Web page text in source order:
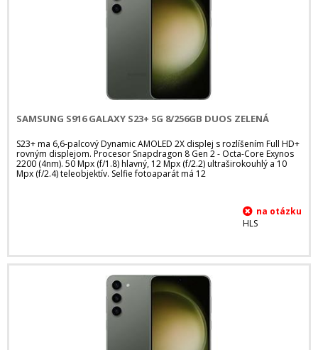
SAMSUNG S916 GALAXY S23+ 5G 8/256GB DUOS ZELENÁ
S23+ ma 6,6-palcový Dynamic AMOLED 2X displej s rozlíšením Full HD+
rovným displejom. Procesor Snapdragon 8 Gen 2 - Octa-Core Exynos
2200 (4nm). 50 Mpx (f/1.8) hlavný, 12 Mpx (f/2.2) ultraširokouhlý a 10
Mpx (f/2.4) teleobjektív. Selfie fotoaparát má 12
HLS